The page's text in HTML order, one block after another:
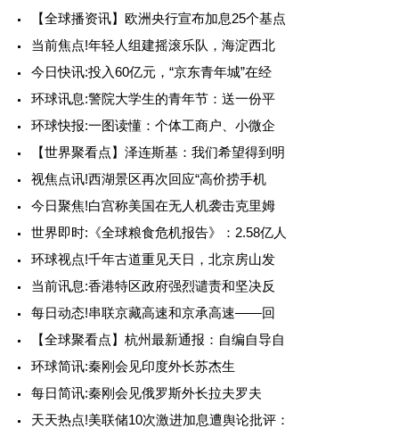
【全球播资讯】欧洲央行宣布加息25个基点
当前焦点!年轻人组建摇滚乐队，海淀西北
今日快讯:投入60亿元，“京东青年城”在经
环球讯息:警院大学生的青年节：送一份平
环球快报:一图读懂：个体工商户、小微企
【世界聚看点】泽连斯基：我们希望得到明
视焦点讯!西湖景区再次回应“高价捞手机
今日聚焦!白宫称美国在无人机袭击克里姆
世界即时:《全球粮食危机报告》：2.58亿人
环球视点!千年古道重见天日，北京房山发
当前讯息:香港特区政府强烈谴责和坚决反
每日动态!串联京藏高速和京承高速——回
【全球聚看点】杭州最新通报：自编自导自
环球简讯:秦刚会见印度外长苏杰生
每日简讯:秦刚会见俄罗斯外长拉夫罗夫
天天热点!美联储10次激进加息遭舆论批评：